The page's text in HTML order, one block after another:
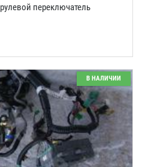
переключатель
В НАЛИЧИИ